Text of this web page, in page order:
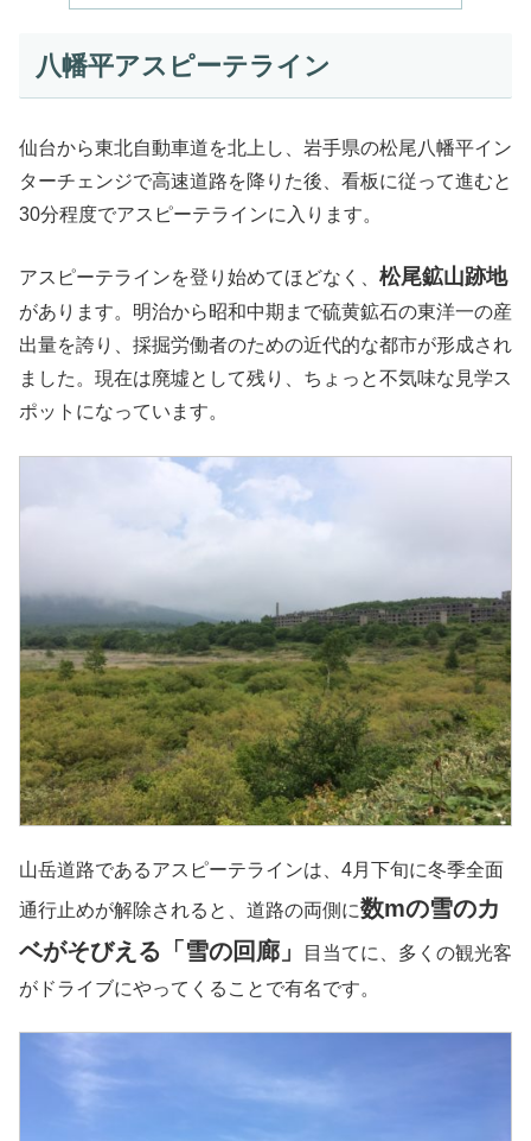
八幡平アスピーテライン
仙台から東北自動車道を北上し、岩手県の松尾八幡平イン
ターチェンジで高速道路を降りた後、看板に従って進むと
30分程度でアスピーテラインに入ります。
アスピーテラインを登り始めてほどなく、 松尾鉱山跡地
があります。明治から昭和中期まで硫黄鉱石の東洋一の産
出量を誇り、採掘労働者のための近代的な都市が形成され
ました。現在は廃墟として残り、ちょっと不気味な見学ス
ポットになっています。
山岳道路であるアスピーテラインは、4月下旬に冬季全面
通行止めが解除されると、道路の両側に数mの雪のカ
ベがそびえる「雪の回廊」
目当てに、多くの観光客
がドライブにやってくることで有名です。